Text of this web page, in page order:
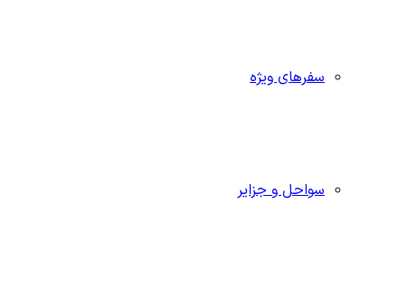
سفرهای ویژه
سواحل و جزایر